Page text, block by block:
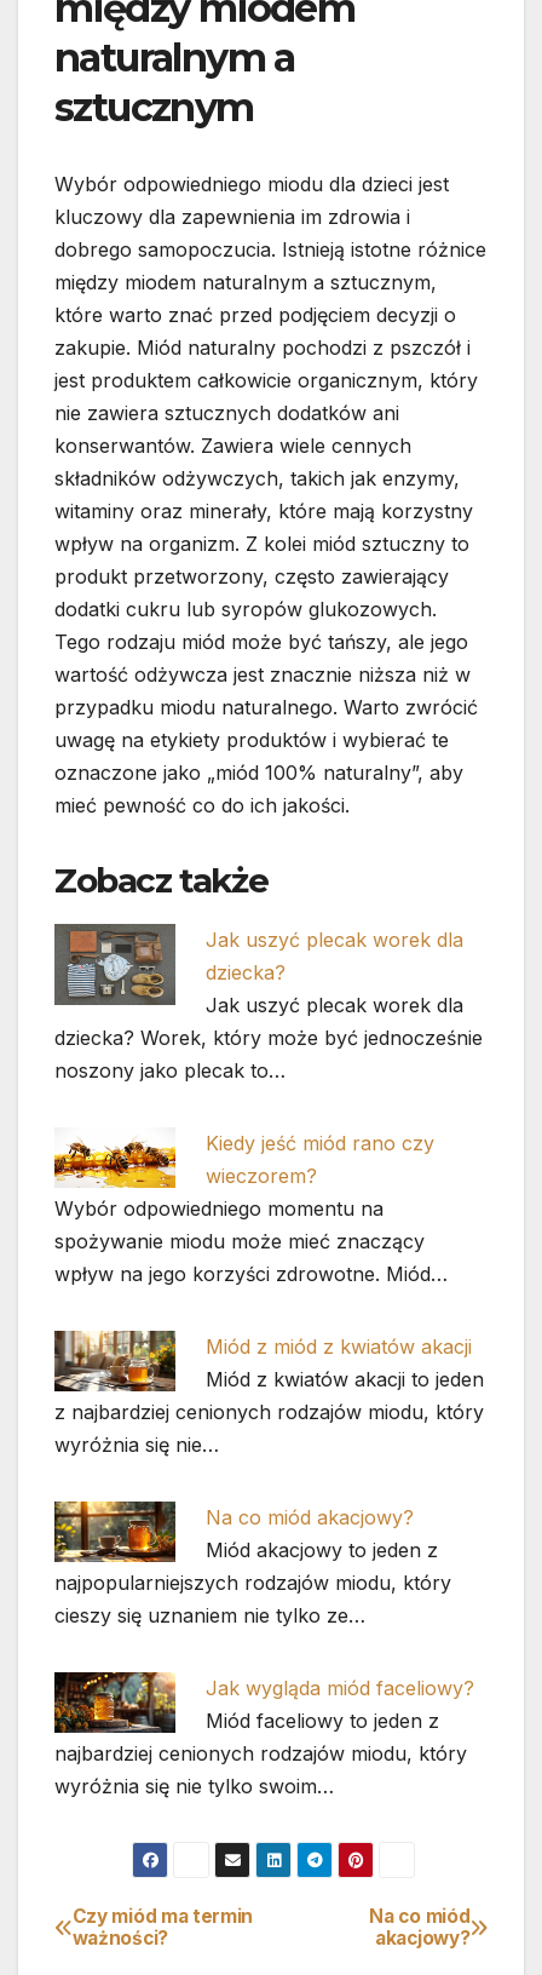
naturalnym a
sztucznym
Wybór odpowiedniego miodu dla dzieci jest
kluczowy dla zapewnienia im zdrowia i
dobrego samopoczucia. Istnieją istotne różnice
między miodem naturalnym a sztucznym,
które warto znać przed podjęciem decyzji o
zakupie. Miód naturalny pochodzi z pszczół i
jest produktem całkowicie organicznym, który
nie zawiera sztucznych dodatków ani
konserwantów. Zawiera wiele cennych
składników odżywczych, takich jak enzymy,
witaminy oraz minerały, które mają korzystny
wpływ na organizm. Z kolei miód sztuczny to
produkt przetworzony, często zawierający
dodatki cukru lub syropów glukozowych.
Tego rodzaju miód może być tańszy, ale jego
wartość odżywcza jest znacznie niższa niż w
przypadku miodu naturalnego. Warto zwrócić
uwagę na etykiety produktów i wybierać te
oznaczone jako „miód 100% naturalny”, aby
mieć pewność co do ich jakości.
Zobacz także
Jak uszyć plecak worek dla
dziecka?
Jak uszyć plecak worek dla
dziecka? Worek, który może być jednocześnie
noszony jako plecak to…
Kiedy jeść miód rano czy
wieczorem?
Wybór odpowiedniego momentu na
spożywanie miodu może mieć znaczący
wpływ na jego korzyści zdrowotne. Miód…
Miód z miód z kwiatów akacji
Miód z kwiatów akacji to jeden
z najbardziej cenionych rodzajów miodu, który
wyróżnia się nie…
Na co miód akacjowy?
Miód akacjowy to jeden z
najpopularniejszych rodzajów miodu, który
cieszy się uznaniem nie tylko ze…
Jak wygląda miód faceliowy?
Miód faceliowy to jeden z
najbardziej cenionych rodzajów miodu, który
wyróżnia się nie tylko swoim…
Nawigacja
Na co miód
akacjowy?
Czy miód ma termin
ważności?